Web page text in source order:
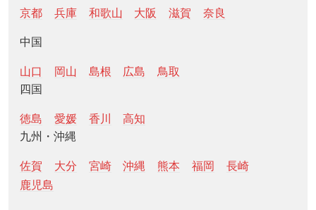
京都 兵庫 和歌山 大阪 滋賀 奈良
中国
山口 岡山 島根 広島
鳥取
四国
徳島 愛媛 香川
高知
九州・沖縄
佐賀 大分 宮崎 沖縄 熊本 福岡
長崎
鹿児島